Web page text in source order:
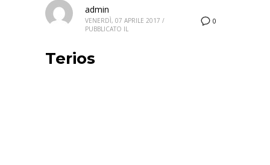
0
admin
VENERDÌ, 07 APRILE 2017 /
PUBBLICATO IL
Terios